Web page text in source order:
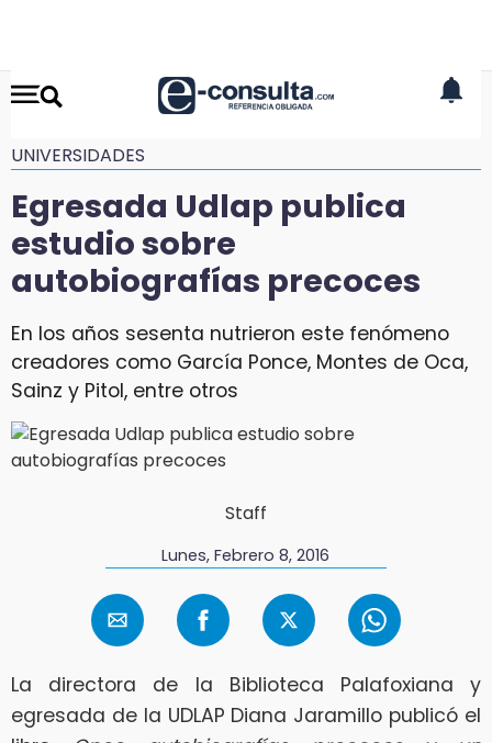
UNIVERSIDADES
Egresada Udlap publica
estudio sobre
autobiografías precoces
En los años sesenta nutrieron este fenómeno
creadores como García Ponce, Montes de Oca,
Sainz y Pitol, entre otros
Staff
Lunes, Febrero 8, 2016
La directora de la Biblioteca Palafoxiana y
egresada de la UDLAP Diana Jaramillo publicó el